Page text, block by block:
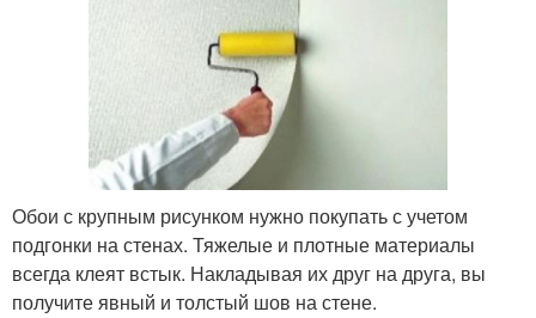
Обои с крупным рисунком нужно покупать с учетом
подгонки на стенах. Тяжелые и плотные материалы
всегда клеят встык. Накладывая их друг на друга, вы
получите явный и толстый шов на стене.